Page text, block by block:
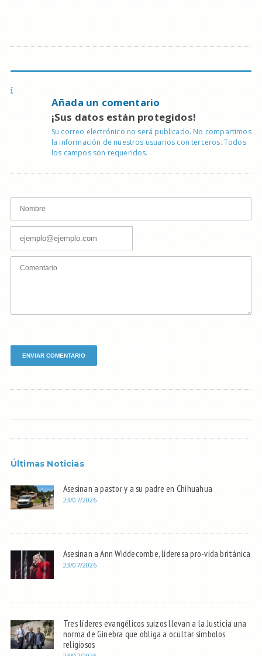
Añada un comentario
¡Sus datos están protegidos!
Su correo electrónico no será publicado. No compartimos
la información de nuestros usuarios con terceros. Todos
los campos son requeridos.
Últimas Noticias
Asesinan a pastor y a su padre en Chihuahua
23/07/2026
Asesinan a Ann Widdecombe, lideresa pro-vida británica
23/07/2026
Tres líderes evangélicos suizos llevan a la Justicia una
norma de Ginebra que obliga a ocultar símbolos
religiosos